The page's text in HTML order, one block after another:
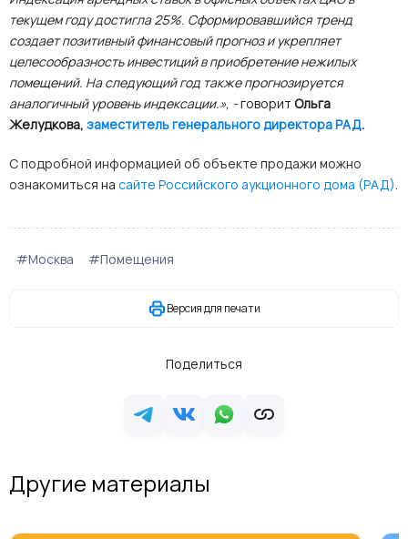
текущем году достигла 25%. Сформировавшийся тренд
создает позитивный финансовый прогноз и укрепляет
целесообразность инвестиций в приобретение нежилых
помещений. На следующий год также прогнозируется
аналогичный уровень индексации.», -говорит Ольга
Желудкова, заместитель генерального директора РАД.
С подробной информацией об объекте продажи можно
ознакомиться на сайте Российского аукционного дома (РАД).
#Москва #Помещения
Версия для печати
Поделиться
Другие материалы